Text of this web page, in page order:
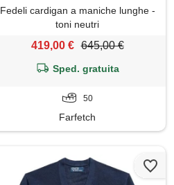
Fedeli cardigan a maniche lunghe -
toni neutri
419,00 € 645,00 €
Sped. gratuita
50
Farfetch